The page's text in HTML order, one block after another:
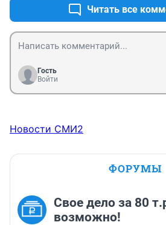
Читать все
Гость
Войти
Новости СМИ2
ФОРУМЫ
Свое дело за 80
возможно!